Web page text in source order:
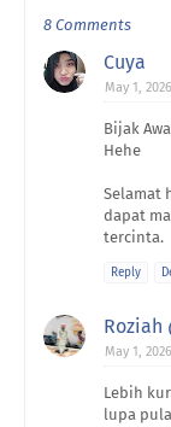
8 Comments
Cuya
May 1,
Bijak
Hehe
Selamat
dapat
tercinta.
Reply
Roziah
May 1,
Lebih
lupa